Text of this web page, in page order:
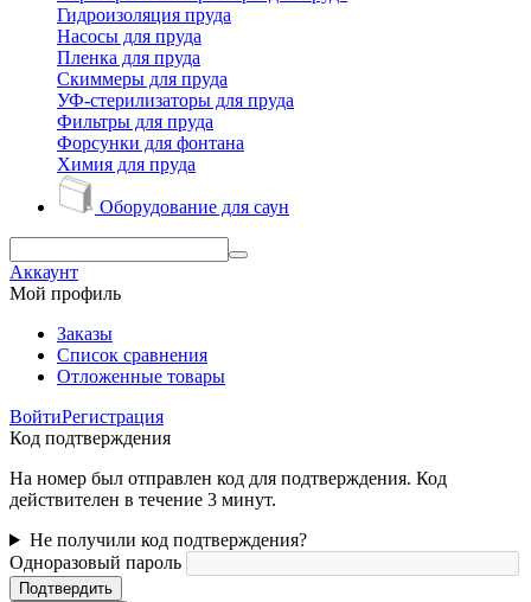
Гидроизоляция пруда
Насосы для пруда
Пленка для пруда
Скиммеры для пруда
УФ-стерилизаторы для пруда
Фильтры для пруда
Форсунки для фонтана
Химия для пруда
Оборудование для саун
Аккаунт
Мой профиль
Заказы
Список сравнения
Отложенные товары
ВойтиРегистрация
Код подтверждения
На номер был отправлен код для подтверждения. Код
действителен в течение 3 минут.
Не получили код подтверждения?
Одноразовый пароль
Подтвердить